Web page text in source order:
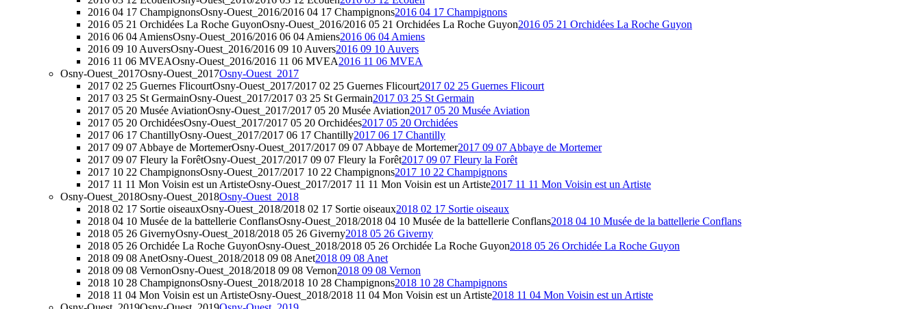
2016 04 17 ChampignonsOsny-Ouest_2016/2016 04 17 Champignons2016 04 17 Champignons
2016 05 21 Orchidées La Roche GuyonOsny-Ouest_2016/2016 05 21 Orchidées La Roche Guyon2016 05 21 Orchidées La Roche Guyon
2016 06 04 AmiensOsny-Ouest_2016/2016 06 04 Amiens2016 06 04 Amiens
2016 09 10 AuversOsny-Ouest_2016/2016 09 10 Auvers2016 09 10 Auvers
2016 11 06 MVEAOsny-Ouest_2016/2016 11 06 MVEA2016 11 06 MVEA
Osny-Ouest_2017Osny-Ouest_2017Osny-Ouest_2017
2017 02 25 Guernes FlicourtOsny-Ouest_2017/2017 02 25 Guernes Flicourt2017 02 25 Guernes Flicourt
2017 03 25 St GermainOsny-Ouest_2017/2017 03 25 St Germain2017 03 25 St Germain
2017 05 20 Musée AviationOsny-Ouest_2017/2017 05 20 Musée Aviation2017 05 20 Musée Aviation
2017 05 20 OrchidéesOsny-Ouest_2017/2017 05 20 Orchidées2017 05 20 Orchidées
2017 06 17 ChantillyOsny-Ouest_2017/2017 06 17 Chantilly2017 06 17 Chantilly
2017 09 07 Abbaye de MortemerOsny-Ouest_2017/2017 09 07 Abbaye de Mortemer2017 09 07 Abbaye de Mortemer
2017 09 07 Fleury la ForêtOsny-Ouest_2017/2017 09 07 Fleury la Forêt2017 09 07 Fleury la Forêt
2017 10 22 ChampignonsOsny-Ouest_2017/2017 10 22 Champignons2017 10 22 Champignons
2017 11 11 Mon Voisin est un ArtisteOsny-Ouest_2017/2017 11 11 Mon Voisin est un Artiste2017 11 11 Mon Voisin est un Artiste
Osny-Ouest_2018Osny-Ouest_2018Osny-Ouest_2018
2018 02 17 Sortie oiseauxOsny-Ouest_2018/2018 02 17 Sortie oiseaux2018 02 17 Sortie oiseaux
2018 04 10 Musée de la battellerie ConflansOsny-Ouest_2018/2018 04 10 Musée de la battellerie Conflans2018 04 10 Musée de la battellerie Conflans
2018 05 26 GivernyOsny-Ouest_2018/2018 05 26 Giverny2018 05 26 Giverny
2018 05 26 Orchidée La Roche GuyonOsny-Ouest_2018/2018 05 26 Orchidée La Roche Guyon2018 05 26 Orchidée La Roche Guyon
2018 09 08 AnetOsny-Ouest_2018/2018 09 08 Anet2018 09 08 Anet
2018 09 08 VernonOsny-Ouest_2018/2018 09 08 Vernon2018 09 08 Vernon
2018 10 28 ChampignonsOsny-Ouest_2018/2018 10 28 Champignons2018 10 28 Champignons
2018 11 04 Mon Voisin est un ArtisteOsny-Ouest_2018/2018 11 04 Mon Voisin est un Artiste2018 11 04 Mon Voisin est un Artiste